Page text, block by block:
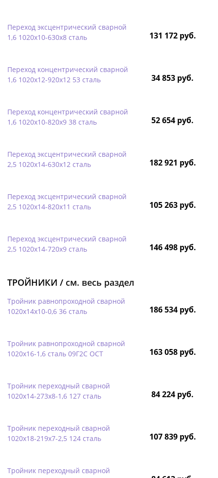
Переход эксцентрический сварной
1,6 1020х10-630х8 сталь
131 172 руб.
Переход концентрический сварной
1,6 1020х12-920х12 53 сталь
34 853 руб.
Переход концентрический сварной
1,6 1020х10-820х9 38 сталь
52 654 руб.
Переход эксцентрический сварной
2,5 1020х14-630х12 сталь
182 921 руб.
Переход эксцентрический сварной
2,5 1020х14-820х11 сталь
105 263 руб.
Переход эксцентрический сварной
2,5 1020х14-720х9 сталь
146 498 руб.
ТРОЙНИКИ / см. весь раздел
Тройник равнопроходной сварной
1020х14х10-0,6 36 сталь
186 534 руб.
Тройник равнопроходной сварной
1020х16-1,6 сталь 09Г2С ОСТ
163 058 руб.
Тройник переходный сварной
1020х14-273х8-1,6 127 сталь
84 224 руб.
Тройник переходный сварной
1020х18-219х7-2,5 124 сталь
107 839 руб.
Тройник переходный сварной